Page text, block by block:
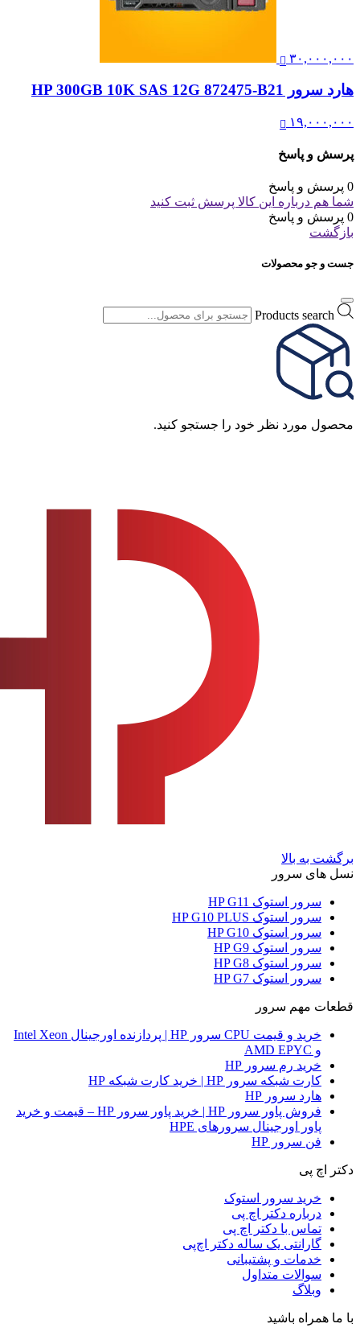
۳۰,۰۰۰,۰۰۰
هارد سرور HP 300GB 10K SAS 12G 872475-B21
۱۹,۰۰۰,۰۰۰
پرسش و پاسخ
0 پرسش و پاسخ
شما هم درباره این کالا پرسش ثبت کنید
0 پرسش و پاسخ
بازگشت
جست و جو محصولات
Products search
محصول مورد نظر خود را جستجو کنید.
برگشت به بالا
نسل های سرور
سرور استوک HP G11
سرور استوک HP G10 PLUS
سرور استوک HP G10
سرور استوک HP G9
سرور استوک HP G8
سرور استوک HP G7
قطعات مهم سرور
خرید و قیمت CPU سرور HP | پردازنده اورجینال Intel Xeon
و AMD EPYC
خرید رم سرور HP
کارت شبکه سرور HP | خرید کارت شبکه HP
هارد سرور HP
فروش پاور سرور HP | خرید پاور سرور HP – قیمت و خرید
پاور اورجینال سرورهای HPE
فن سرور HP
دکتر اچ پی
خرید سرور استوک
درباره دکتر اچ پی
تماس با دکتر اچ پی
گارانتی یک ساله دکتر اچ‌پی
خدمات و پشتیبانی
سوالات متداول
وبلاگ
با ما همراه باشید